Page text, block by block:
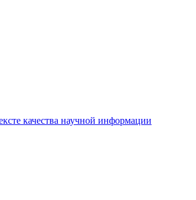
качества научной информации